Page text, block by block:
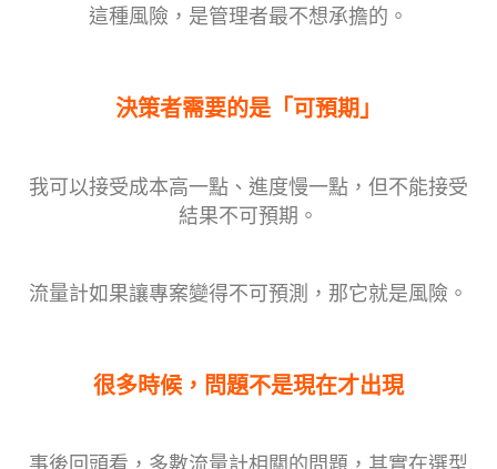
這種風險，是管理者最不想承擔的。
決策者需要的是「可預期」
我可以接受成本高一點、進度慢一點，但不能接受
結果不可預期。
流量計如果讓專案變得不可預測，那它就是風險。
很多時候，問題不是現在才出現
事後回頭看，多數流量計相關的問題，其實在選型